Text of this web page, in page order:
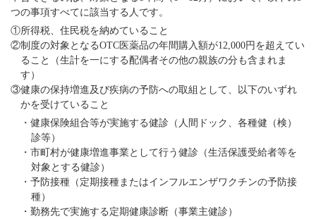
つの事項すべてに該当する人です。
①所得税、住民税を納めていること
②制度の対象となるOTC医薬品の年間購入額が12,000円を超えてい
ること（生計を一にする配偶者その他の親族の分も含まれま
す）
③健康の保持増進及び疾病の予防への取組として、以下のいずれ
かを受けていること
・健康保険組合等が実施する健診（人間ドック、各種健（検）
診等）
・市町村が健康増進事業として行う健診（生活保護受給者等を
対象とする健診）
・予防接種（定期接種またはインフルエンザワクチンの予防接
種）
・勤務先で実施する定期健康診断（事業主健診）